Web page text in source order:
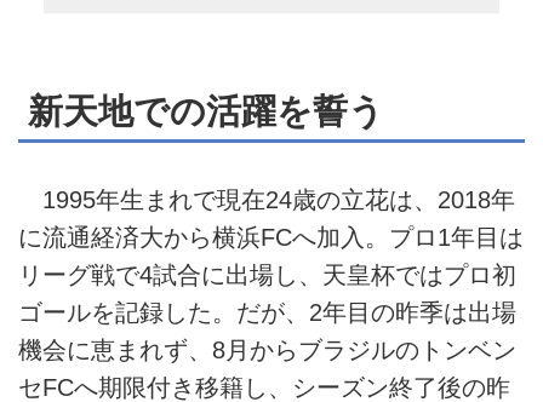
新天地での活躍を誓う
1995年生まれで現在24歳の立花は、2018年
に流通経済大から横浜FCへ加入。プロ1年目は
リーグ戦で4試合に出場し、天皇杯ではプロ初
ゴールを記録した。だが、2年目の昨季は出場
機会に恵まれず、8月からブラジルのトンベン
セFCへ期限付き移籍し、シーズン終了後の昨